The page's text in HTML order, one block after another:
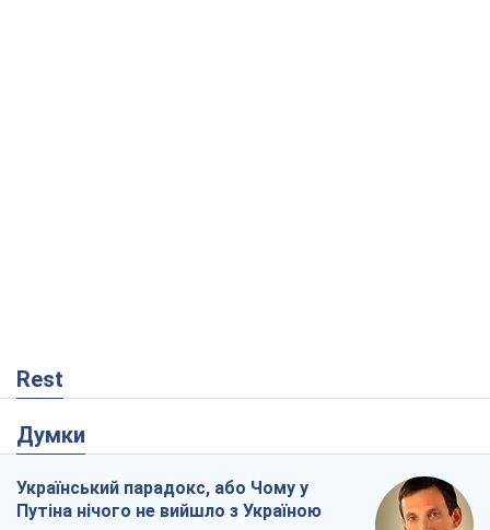
Rest
Думки
Український парадокс, або Чому у
Путіна нічого не вийшло з Україною